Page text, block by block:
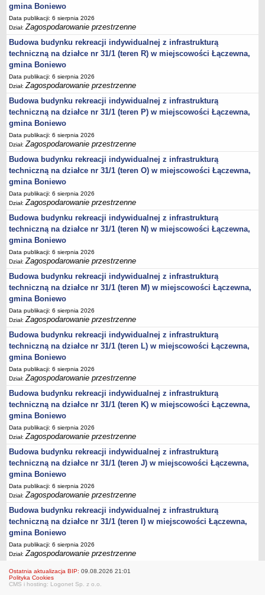
przetargi
Konkursy
elektronizacja zamówień publicznych
zamówienia do 170 000 PLN
PRAWO LOKALNE
Statut
Uchwały
Projekty uchwał
Zarządzenia
Protokoły
Opłaty i podatki
Zagospodarowanie przestrzenne
Obwieszczenia,Zawiadomienia, sprawozdania ochrony środowiska
Decyzje o środowiskowych uwarunkowaniach
REWITALIZACJA GMINY BONIEWO
Aktualności
konkursy
Podręcznik PPWOW
Plan działania
Strategia Rozwiązywania Problemów Społecznych
Lista osób kluczowych
Lista aktywności społecznych
Lista lokalnych liderów
Podmioty uprawnione do świadczenia usług integracji społecznej
Podmioty realizujące usługi integracji społecznej w 2009
Wykaz usług społecznych
Plan utrwalania rezultatów
FUNDUSZ WSPARCIA
MIENIE KOMUNALNE
2006
2007
2008
2010
2009
POMOC PUBLICZNA
PUBLICZNIE DOSTĘPNY WYKAZ DANYCH ZAWIERAJĄCYCH INFORMACJE O
ŚRODOWISKU I JEGO OCHRONIE
Pliki do pobrania
Informacja o wykazie
gmina Boniewo
Data publikacji: 6 sierpnia 2026
Dział:Zagospodarowanie przestrzenne
Budowa budynku rekreacji indywidualnej z infrastrukturą
techniczną na działce nr 31/1 (teren R) w miejscowości Łączewna,
gmina Boniewo
Data publikacji: 6 sierpnia 2026
Dział:Zagospodarowanie przestrzenne
Budowa budynku rekreacji indywidualnej z infrastrukturą
techniczną na działce nr 31/1 (teren P) w miejscowości Łączewna,
gmina Boniewo
Data publikacji: 6 sierpnia 2026
Dział:Zagospodarowanie przestrzenne
Budowa budynku rekreacji indywidualnej z infrastrukturą
techniczną na działce nr 31/1 (teren O) w miejscowości Łączewna,
gmina Boniewo
Data publikacji: 6 sierpnia 2026
Dział:Zagospodarowanie przestrzenne
Budowa budynku rekreacji indywidualnej z infrastrukturą
techniczną na działce nr 31/1 (teren N) w miejscowości Łączewna,
gmina Boniewo
Data publikacji: 6 sierpnia 2026
Dział:Zagospodarowanie przestrzenne
Budowa budynku rekreacji indywidualnej z infrastrukturą
techniczną na działce nr 31/1 (teren M) w miejscowości Łączewna,
gmina Boniewo
Data publikacji: 6 sierpnia 2026
Dział:Zagospodarowanie przestrzenne
Budowa budynku rekreacji indywidualnej z infrastrukturą
techniczną na działce nr 31/1 (teren L) w miejscowości Łączewna,
gmina Boniewo
Data publikacji: 6 sierpnia 2026
Dział:Zagospodarowanie przestrzenne
Budowa budynku rekreacji indywidualnej z infrastrukturą
techniczną na działce nr 31/1 (teren K) w miejscowości Łączewna,
gmina Boniewo
Data publikacji: 6 sierpnia 2026
Dział:Zagospodarowanie przestrzenne
Budowa budynku rekreacji indywidualnej z infrastrukturą
techniczną na działce nr 31/1 (teren J) w miejscowości Łączewna,
gmina Boniewo
Data publikacji: 6 sierpnia 2026
Dział:Zagospodarowanie przestrzenne
Budowa budynku rekreacji indywidualnej z infrastrukturą
techniczną na działce nr 31/1 (teren I) w miejscowości Łączewna,
gmina Boniewo
Data publikacji: 6 sierpnia 2026
Dział:Zagospodarowanie przestrzenne
Ostatnia aktualizacja BIP: 09.08.2026 21:01
Polityka Cookies
CMS i hosting: Logonet Sp. z o.o.